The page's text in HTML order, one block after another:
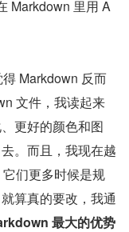
Markdown 里用 A
Markdown 反而
文件，我读起来
更好的颜色和图
。而且，我现在越
们更多时候是规
算真的要改，我通
最大的优势